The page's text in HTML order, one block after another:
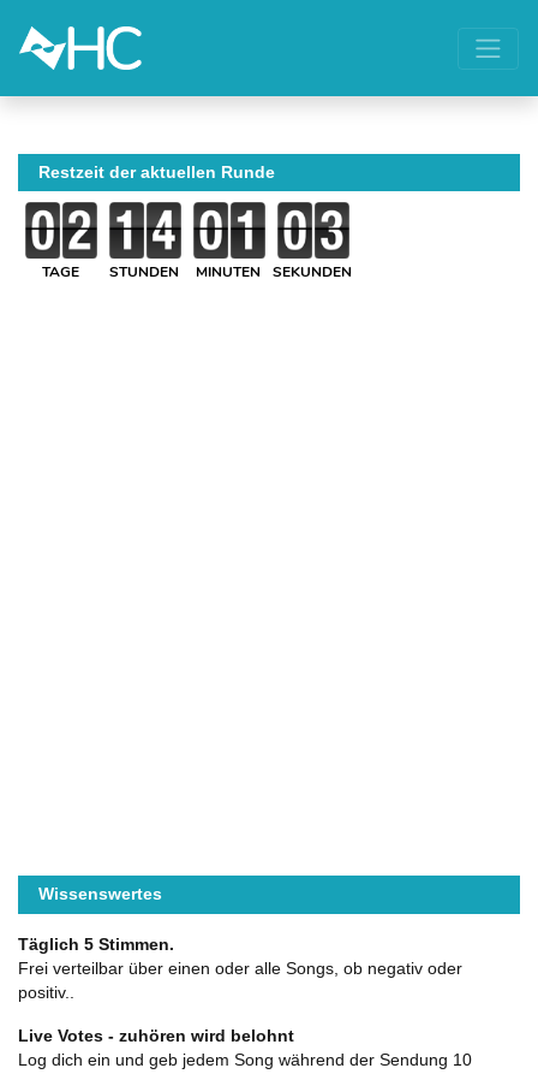
Restzeit der aktuellen Runde
TAGE STUNDEN MINUTEN SEKUNDEN
Wissenswertes
Täglich 5 Stimmen.
Frei verteilbar über einen oder alle Songs, ob negativ oder
positiv..
Live Votes - zuhören wird belohnt
Log dich ein und geb jedem Song während der Sendung 10